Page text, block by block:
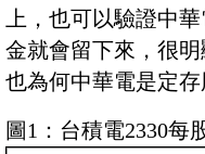
上，也可以驗證中
金就會留下來，很
也為何中華電是定存
圖1：台積電2330每